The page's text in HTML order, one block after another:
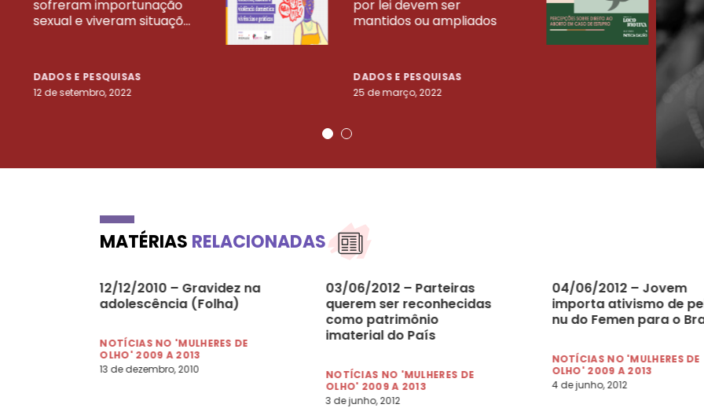
sofreram importunação
sexual e viveram situaçõ...
DADOS E PESQUISAS
12 de setembro, 2022
por lei devem ser
mantidos ou ampliados
DADOS E PESQUISAS
25 de março, 2022
23
MATÉRIAS RELACIONADAS
12/12/2010 – Gravidez na
adolescência (Folha)
NOTÍCIAS NO 'MULHERES DE
OLHO' 2009 A 2013
13 de dezembro, 2010
03/06/2012 – Parteiras
querem ser reconhecidas
como patrimônio
imaterial do País
NOTÍCIAS NO 'MULHERES DE
OLHO' 2009 A 2013
3 de junho, 2012
04/06/2012 – Jovem
importa ativismo de
nu do Femen para o
NOTÍCIAS NO 'MULHERES DE
OLHO' 2009 A 2013
4 de junho, 2012